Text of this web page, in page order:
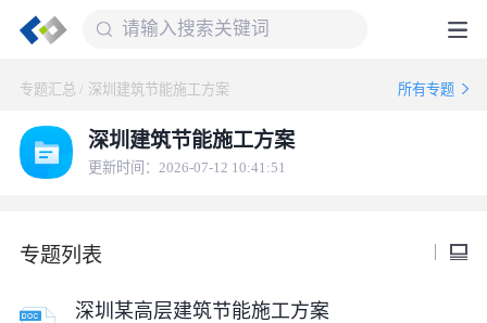
专题汇总 / 深圳建筑节能施工方案 所有专题
深圳建筑节能施工方案
更新时间：2026-07-12 10:41:51
专题列表
深圳某高层建筑节能施工方案